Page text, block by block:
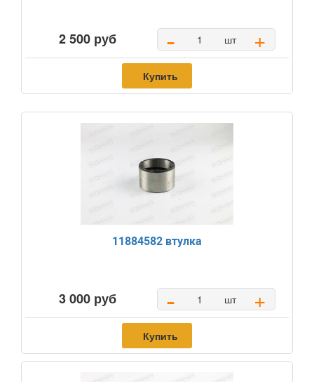
2 500 руб - шт +
Купить
11884582 втулка
3 000 руб - шт +
Купить